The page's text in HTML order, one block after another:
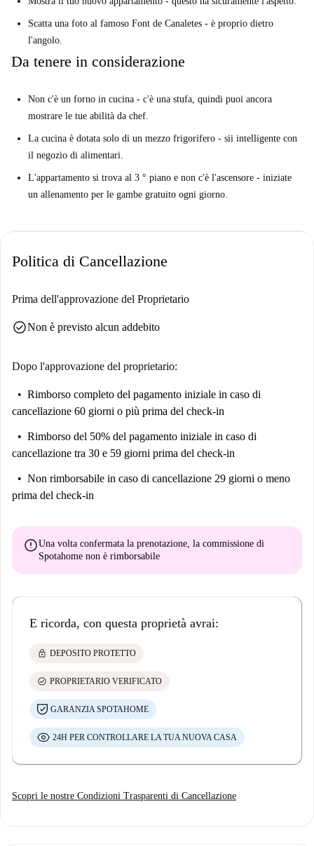
Scatta una foto al famoso Font de Canaletes - è proprio dietro
l'angolo.
Da tenere in considerazione
Non c'è un forno in cucina - c'è una stufa, quindi puoi ancora
mostrare le tue abilità da chef.
La cucina è dotata solo di un mezzo frigorifero - sii intelligente con
il negozio di alimentari.
L'appartamento si trova al 3 ° piano e non c'è l'ascensore - iniziate
un allenamento per le gambe gratuito ogni giorno.
Politica di Cancellazione
Prima dell'approvazione del Proprietario
check_circleNon è previsto alcun addebito
Dopo l'approvazione del proprietario:
Rimborso completo del pagamento iniziale in caso di
cancellazione 60 giorni o più prima del check-in
Rimborso del 50% del pagamento iniziale in caso di
cancellazione tra 30 e 59 giorni prima del check-in
Non rimborsabile in caso di cancellazione 29 giorni o meno
prima del check-in
errorUna volta confermata la prenotazione, la commissione di
Spotahome non è rimborsabile
E ricorda, con questa proprietà avrai:
lock DEPOSITO PROTETTO
check_circle PROPRIETARIO VERIFICATO
GARANZIA SPOTAHOME
24H PER CONTROLLARE LA TUA NUOVA CASA
Scopri le nostre Condizioni Trasparenti di Cancellazione